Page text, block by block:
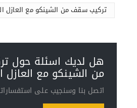
‏تركيب سقف من الشينكو مع العازل
هل لديك اسئلة حول
من الشينكو مع العازل
اتصل بنا وسنجيب على